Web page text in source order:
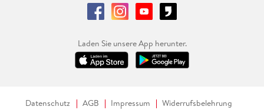
Laden Sie unsere App herunter.
Datenschutz AGB Impressum
Widerrufsbelehrung